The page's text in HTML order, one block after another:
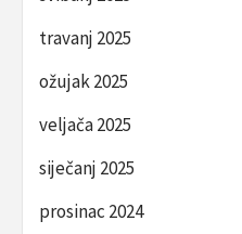
travanj 2025
ožujak 2025
veljača 2025
siječanj 2025
prosinac 2024